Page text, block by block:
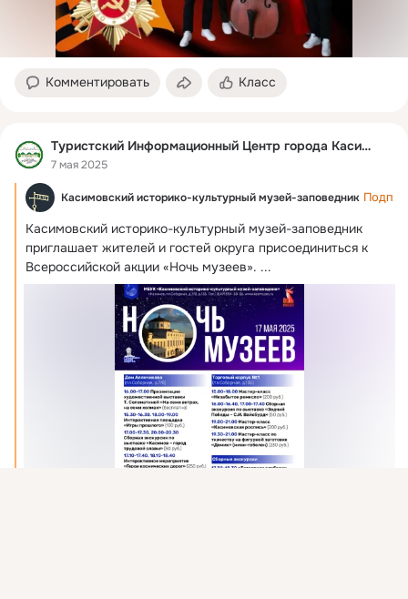
Комментировать Класс
Туристский Информационный Центр города Касимова
7 мая 2025
Касимовский историко-культурный музей-заповедник
Касимовский историко-культурный музей-заповедник
приглашает жителей и гостей округа присоединиться к
Всероссийской акции «Ночь музеев». ...